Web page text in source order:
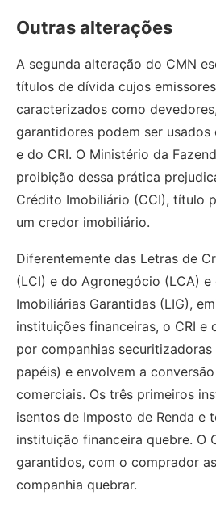
Outras alterações
A segunda alteração do CMN
títulos de dívida cujos
caracterizados como
garantidores podem ser
e do CRI. O Ministério da
proibição dessa prática
Crédito Imobiliário (CCI), título
um credor imobiliário.
Diferentemente das Letras de
(LCI) e do Agronegócio (LCA) e
Imobiliárias Garantidas (LIG),
instituições financeiras, o CRI e
por companhias
papéis) e envolvem a
comerciais. Os três primeiros
isentos de Imposto de Renda e
instituição financeira quebre. O
garantidos, com o comprador
companhia quebrar.